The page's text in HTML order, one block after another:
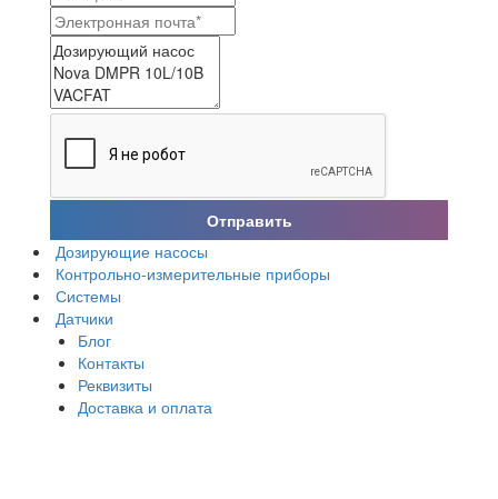
Отправить
Дозирующие насосы
Контрольно-измерительные приборы
Системы
Датчики
Блог
Контакты
Реквизиты
Доставка и оплата